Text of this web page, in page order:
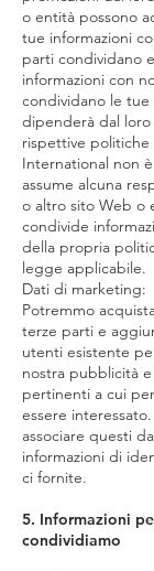
o entità possono
tue informazioni
parti condividano
informazioni con
condividano le
dipenderà dal
rispettive politiche
International non
assume alcuna
o altro sito Web o
condivide
della propria
legge applicabile.
Dati di marketing:
Potremmo
terze parti e
utenti esistente
nostra pubblicità
pertinenti a cui
essere
associare questi
informazioni di
ci fornite.
5. Informazioni
condividiamo